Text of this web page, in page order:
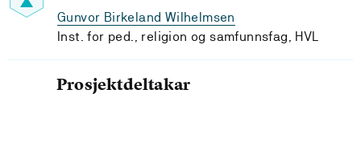
Gunvor Birkeland Wilhelmsen
Inst. for ped., religion og samfunnsfag, HVL
Prosjektdeltakar